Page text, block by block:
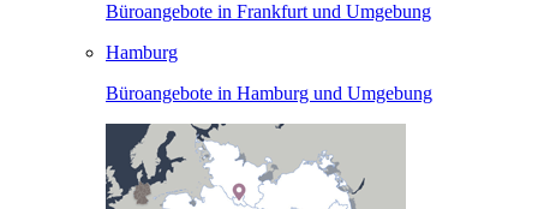
Büroangebote in Frankfurt und Umgebung
Hamburg
Büroangebote in Hamburg und Umgebung